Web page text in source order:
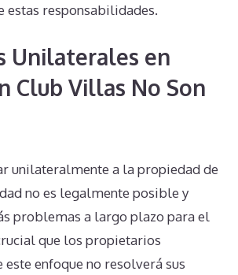
estas responsabilidades.
Unilaterales en
Club Villas No Son
unilateralmente a la propiedad de
no es legalmente posible y
problemas a largo plazo para el
que los propietarios
este enfoque no resolverá sus